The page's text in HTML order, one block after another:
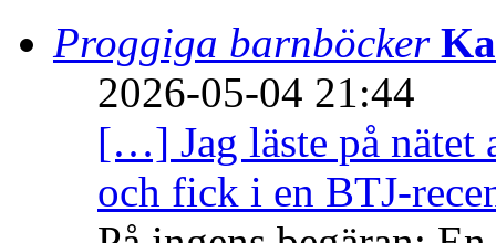
Proggiga barnböcker
2026-05-04 21:44
[…] Jag läste på nätet
och fick i en BTJ-